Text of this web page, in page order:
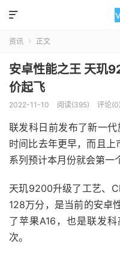

资讯  正文
安卓性能之王 天玑
价起飞
2022-11-10 阅读(395) 评论(0)
联发科日前发布了新一
时间比去年更早，而且
系列预计本月份就会第一
天玑9200升级了工艺、
128万分，是当前的安卓
了苹果A16，也是联发
次。